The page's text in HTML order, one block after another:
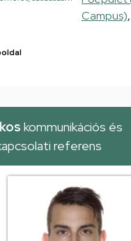
Campus)
kommunikációs és
referens